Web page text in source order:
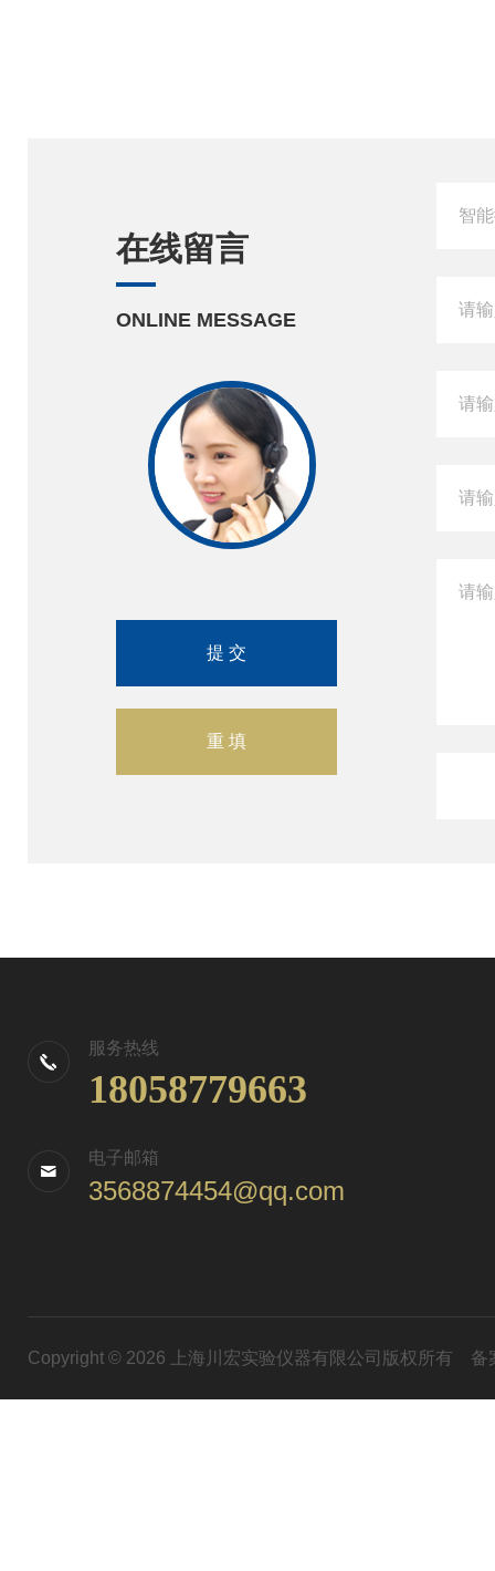
在线留言
ONLINE MESSAGE
服务热线
18058779663
电子邮箱
3568874454@qq.com
Copyright © 2026 上海川宏实验仪器有限公司版权所有 备